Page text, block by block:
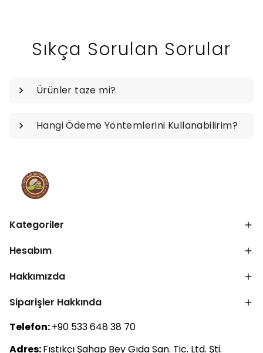
Sıkça Sorulan Sorular
Ürünler taze mi?
Hangi Ödeme Yöntemlerini Kullanabilirim?
Kategoriler
Hesabım
Hakkımızda
Siparişler Hakkında
Telefon:+90 533 648 38 70
Adres:Fıstıkçı Şahap Bey Gıda San. Tic. Ltd. Şti.